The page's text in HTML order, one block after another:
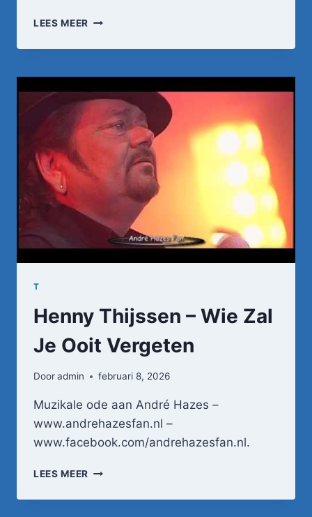
LEES MEER ANDRÉ
–
ZWEET
EN
TRANEN
(LYRICS)
T
Henny Thijssen – Wie Zal
Je Ooit Vergeten
Dooradmin februari 8, 2026
Muzikale ode aan André Hazes –
www.andrehazesfan.nl –
www.facebook.com/andrehazesfan.nl.
LEES MEER HENNY
–